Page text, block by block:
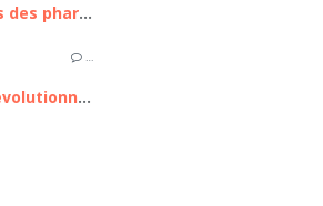
Les avantages des pharmacies en ligne
…
Charles.co : Révolutionner les consultations médicales